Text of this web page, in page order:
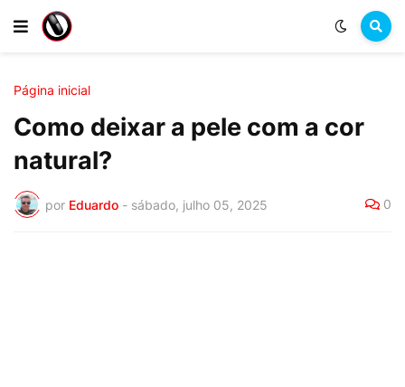
Página inicial
Como deixar a pele com a cor
natural?
por Eduardo - sábado, julho 05, 2025 0